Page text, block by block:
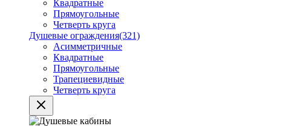
Квадратные
Прямоугольные
Четверть круга
Душевые ограждения(321)
Асимметричные
Квадратные
Прямоугольные
Трапециевидные
Четверть круга